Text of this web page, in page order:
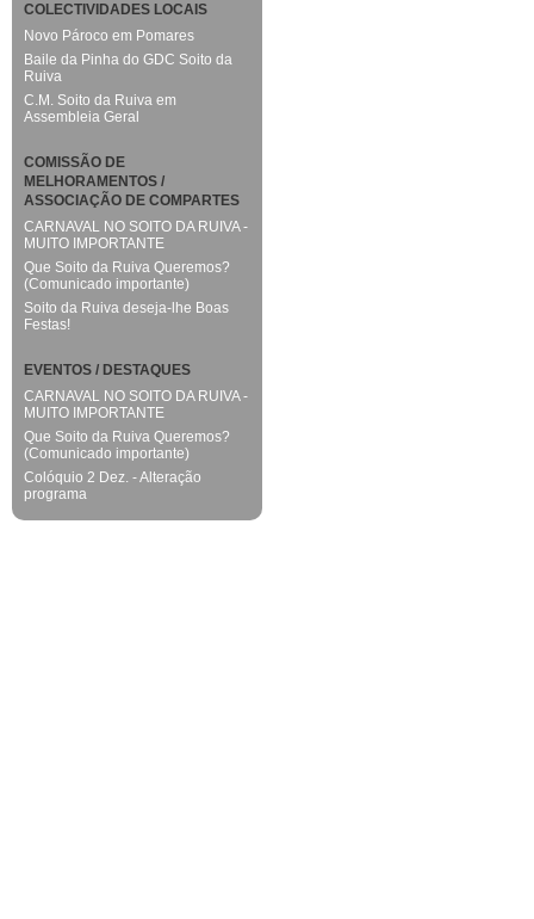
COLECTIVIDADES LOCAIS
Novo Pároco em Pomares
Baile da Pinha do GDC Soito da
Ruiva
C.M. Soito da Ruiva em
Assembleia Geral
COMISSÃO DE
MELHORAMENTOS /
ASSOCIAÇÃO DE COMPARTES
CARNAVAL NO SOITO DA RUIVA -
MUITO IMPORTANTE
Que Soito da Ruiva Queremos?
(Comunicado importante)
Soito da Ruiva deseja-lhe Boas
Festas!
EVENTOS / DESTAQUES
CARNAVAL NO SOITO DA RUIVA -
MUITO IMPORTANTE
Que Soito da Ruiva Queremos?
(Comunicado importante)
Colóquio 2 Dez. - Alteração
programa